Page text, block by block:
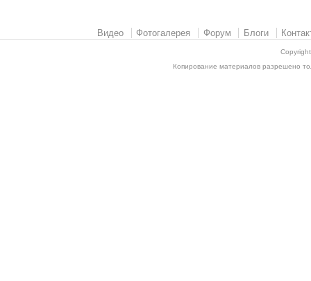
Видео Фотогалерея Форум Блоги
Копирование материалов разрешено